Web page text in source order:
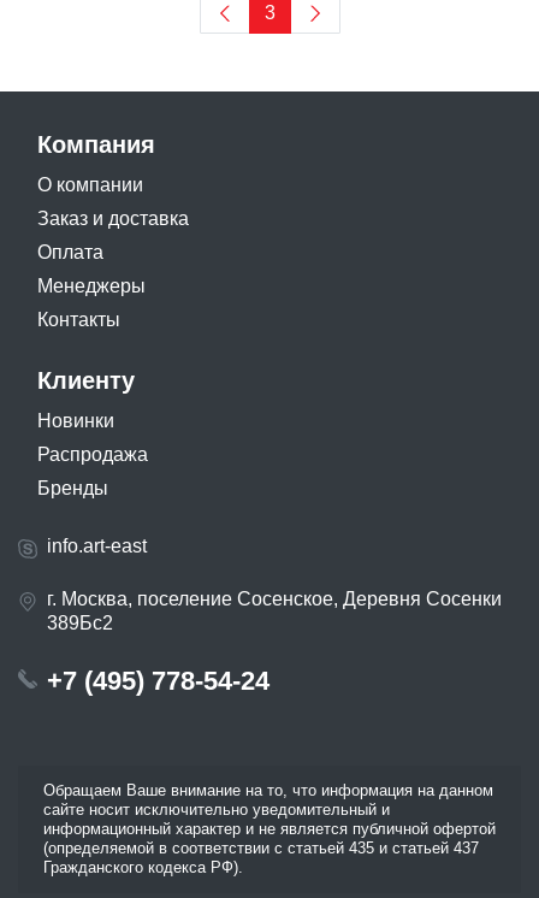
3
Компания
О компании
Заказ и доставка
Оплата
Менеджеры
Контакты
Клиенту
Новинки
Распродажа
Бренды
info.art-east
г. Москва, поселение Сосенское, Деревня Сосенки
389Бс2
+7 (495) 778-54-24
Обращаем Ваше внимание на то, что информация на данном
сайте носит исключительно уведомительный и
информационный характер и не является публичной офертой
(определяемой в соответствии с статьей 435 и статьей 437
Гражданского кодекса РФ).